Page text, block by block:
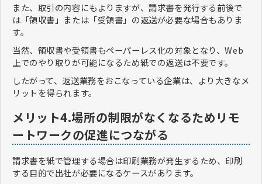
また、取引の内容にもよりますが、請求書を発行する前後で
は「領収書」または「受領書」の返送が必要な場合もありま
す。
当然、領収書や受領書もペーパーレス化の対象となり、Web
上でのやり取りが可能になるため紙での返送は不要です。
したがって、返送業務をおこなっている企業は、より大きなメ
リットを得られます。
メリット4.場所の制限がなくなるためリモ
ートワークの促進につながる
請求書を紙で管理する場合は印刷業務が発生するため、印刷
する目的で出社が必要になるケースがあります。